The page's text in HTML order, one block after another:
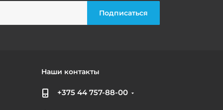
Наши контакты
+375 44 757-88-00